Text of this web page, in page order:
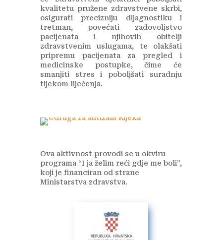
kvalitetu pružene zdravstvene skrbi,
osigurati precizniju dijagnostiku i
tretman, povećati zadovoljstvo
pacijenata i njihovih obitelji
zdravstvenim uslugama, te olakšati
pripremu pacijenata za pregled i
medicinske postupke, čime će
smanjiti stres i poboljšati suradnju
tijekom liječenja.
Ova aktivnost provodi se u okviru
programa “I ja želim reći gdje me boli”,
koji je financiran od strane
Ministarstva zdravstva.